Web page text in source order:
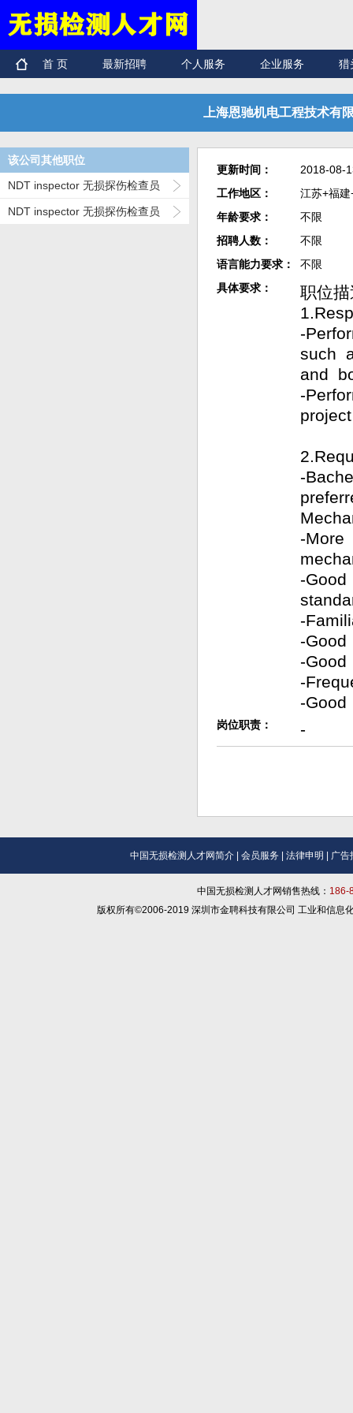
首 页 最新招聘 个人服务 企业服务 猎
上海恩驰机电工程技术
该公司其他职位
NDT inspector 无损探伤检查员
NDT inspector 无损探伤检查员
更新时间：
2018-08-
工作地区：
江苏+福
年龄要求：
不限
招聘人数：
不限
语言能力要求：
不限
具体要求：
职位
-
such
and
-
-
-
-
-
-
-
-
-
岗位职责： -
中国无损检测人才网简介 |会员服务 |法律申明 广告
中国无损检测人才网销售热线： 186-
版权所有©2006-2019 深圳市金聘科技有限公司 工业和信息